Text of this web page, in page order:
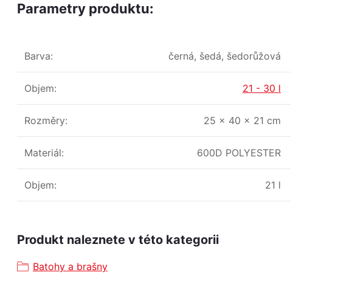
Parametry produktu:
Barva: černá, šedá, šedorůžová
Objem: 21 - 30 l
Rozměry: 25 × 40 × 21 cm
Materiál: 600D POLYESTER
Objem: 21 l
Produkt naleznete v této kategorii
Batohy a brašny